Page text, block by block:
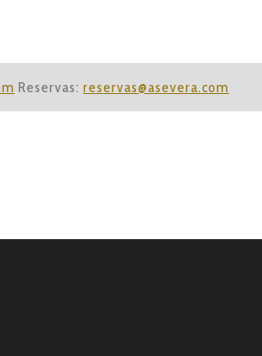
Reservas: reservas@asevera.com